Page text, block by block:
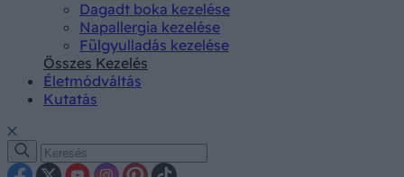
Dagadt boka kezelése
Napallergia kezelése
Fülgyulladás kezelése
Összes Kezelés
Életmódváltás
Kutatás